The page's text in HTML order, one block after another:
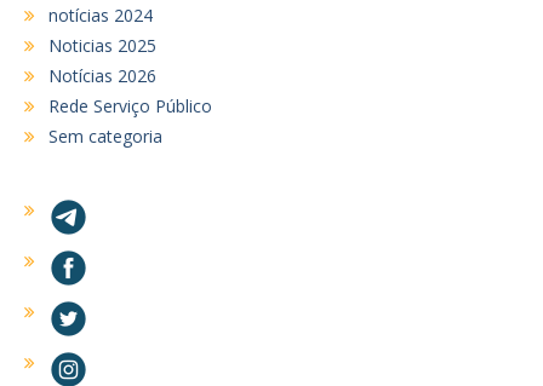
notícias 2024
Noticias 2025
Notícias 2026
Rede Serviço Público
Sem categoria